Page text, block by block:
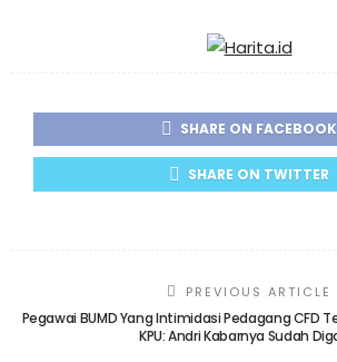
SHARE ON FACEBOOK
SHARE ON TWITTER
PREVIOUS ARTICLE
Pegawai BUMD Yang Intimidasi Pedagang CFD
KPU: Andri Kabarnya Sudah